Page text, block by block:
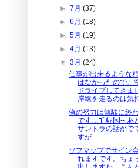
►7月(37)
►6月(18)
►5月(19)
►4月(13)
▼3月(24)
仕事が出来るような
はなかったので、
ドライブしてきま
岸線を走るのは気
俺の努力は無駄に終
です…ｺﾞﾙｧ!<!-- あ
サントラの話がで
すが…...
ソフマップでサイン
れますです。ちょ